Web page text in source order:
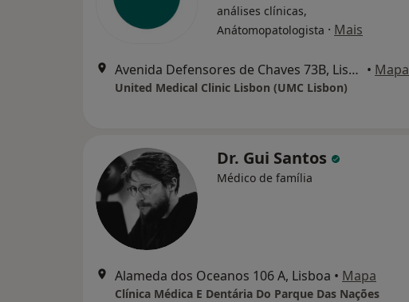
análises clínicas,
Anátomopatologista · Mais
Avenida Defensores de Chaves 73B, Lisboa • Mapa
United Medical Clinic Lisbon (UMC Lisbon)
Dr. Gui Santos
Médico de família
Alameda dos Oceanos 106 A, Lisboa • Mapa
Clínica Médica E Dentária Do Parque Das Nações